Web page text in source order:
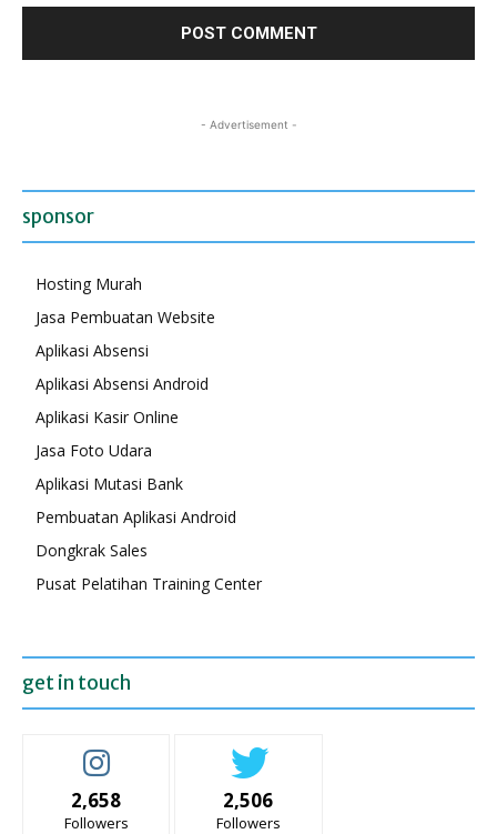
- Advertisement -
sponsor
Hosting Murah
Jasa Pembuatan Website
Aplikasi Absensi
Aplikasi Absensi Android
Aplikasi Kasir Online
Jasa Foto Udara
Aplikasi Mutasi Bank
Pembuatan Aplikasi Android
Dongkrak Sales
Pusat Pelatihan Training Center
get in touch
2,658
Followers
2,506
Followers